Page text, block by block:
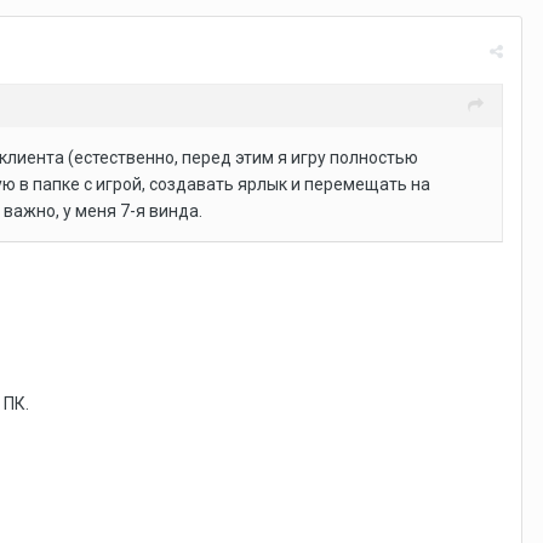
(естественно, перед этим я игру полностью
в папке с игрой, создавать ярлык и перемещать на
у меня 7-я винда.